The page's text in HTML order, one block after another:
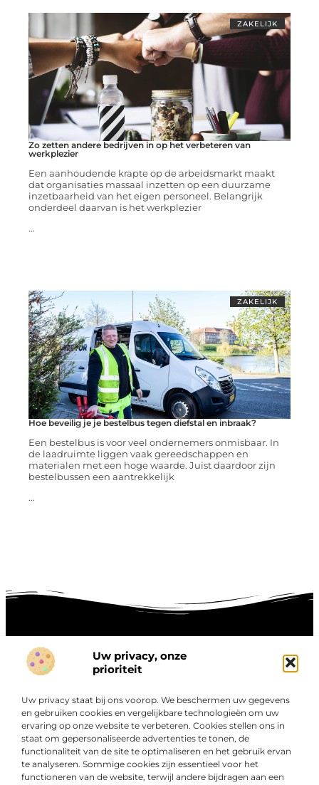
Uw privacy, onze
prioriteit
Uw privacy staat bij ons voorop. We beschermen uw gegevens
en gebruiken cookies en vergelijkbare technologieën om uw
ervaring op onze website te verbeteren. Cookies stellen ons in
staat om gepersonaliseerde advertenties te tonen, de
functionaliteit van de site te optimaliseren en het gebruik ervan
te analyseren. Sommige cookies zijn essentieel voor het
functioneren van de website, terwijl andere bijdragen aan een
ZAKELIJK
Zo zetten andere bedrijven in op het verbeteren van
werkplezier
Een aanhoudende krapte op de arbeidsmarkt maakt
dat organisaties massaal inzetten op een duurzame
inzetbaarheid van het eigen personeel. Belangrijk
onderdeel daarvan is het werkplezier
...
ZAKELIJK
Hoe beveilig je je bestelbus tegen diefstal en inbraak?
Een bestelbus is voor veel ondernemers onmisbaar. In
de laadruimte liggen vaak gereedschappen en
materialen met een hoge waarde. Juist daardoor zijn
bestelbussen een aantrekkelijk
...
Over
Bedrijf
“Ontdek een wereld van boeiende blogs en artikelen die
je zowel inspireren als informeren.”
Bij Exclusiefbedrijf.nl draait alles om het leveren van
kwalitatieve inzichten en verhalen die jouw dagelijks leven
verrijken en je uitdagen om verder te denken.
Onze informatie